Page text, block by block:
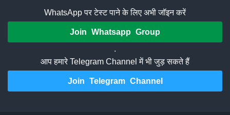
WhatsApp पर टेस्ट पाने के लिए अभी जॉइन करें
Join Whatsapp Group
.
आप हमारे Telegram Channel में भी जुड़ सकते हैं
Join Telegram Channel